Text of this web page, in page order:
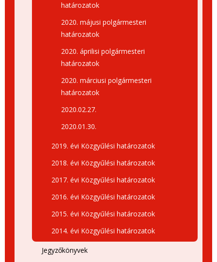
határozatok
2020. májusi polgármesteri
határozatok
2020. áprilisi polgármesteri
határozatok
2020. márciusi polgármesteri
határozatok
2020.02.27.
2020.01.30.
2019. évi Közgyűlési határozatok
2018. évi Közgyűlési határozatok
2017. évi Közgyűlési határozatok
2016. évi Közgyűlési határozatok
2015. évi Közgyűlési határozatok
2014. évi Közgyűlési határozatok
Jegyzőkönyvek